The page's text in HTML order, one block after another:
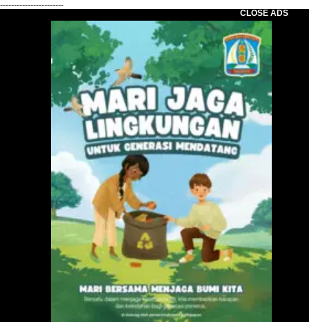
-----------------------
CLOSE ADS